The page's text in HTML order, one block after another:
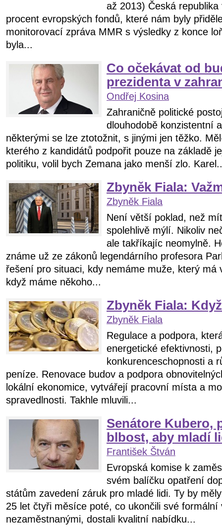
až 2013) Česká
procent evropských fondů, které nám byly
monitorovací zpráva MMR s výsledky z konce
byla...
Co očekávat od
prezidenta v
Ondřej Kosina
Zahraničně politické
dlouhodobě konzistentní
některými se lze ztotožnit, s jinými jen těžko.
kterého z kandidátů podpořit pouze na základě
politiku, volil bych Zemana jako menší zlo.
Zbyněk Fiala:
Zbyněk Fiala
Není větší poklad, než
spolehlivě mýlí. Nikoliv
ale takříkajíc neomylně.
známe už ze zákonů legendárního profesora
řešení pro situaci, kdy nemáme muže, který má
když máme někoho...
Zbyněk Fiala:
Zbyněk Fiala
Regulace a podpora,
energetické efektivnosti,
konkurenceschopnosti a
peníze. Renovace budov a podpora
lokální ekonomice, vytvářejí pracovní místa a
spravedlnosti. Takhle mluvili...
Senátore Kubero,
blbost, aby mladí
František Štván
Evropská komise k
svém balíčku opatření
státům zavedení záruk pro mladé lidi. Ty by
25 let čtyři měsíce poté, co ukončili své
nezaměstnanými, dostali kvalitní nabídku...